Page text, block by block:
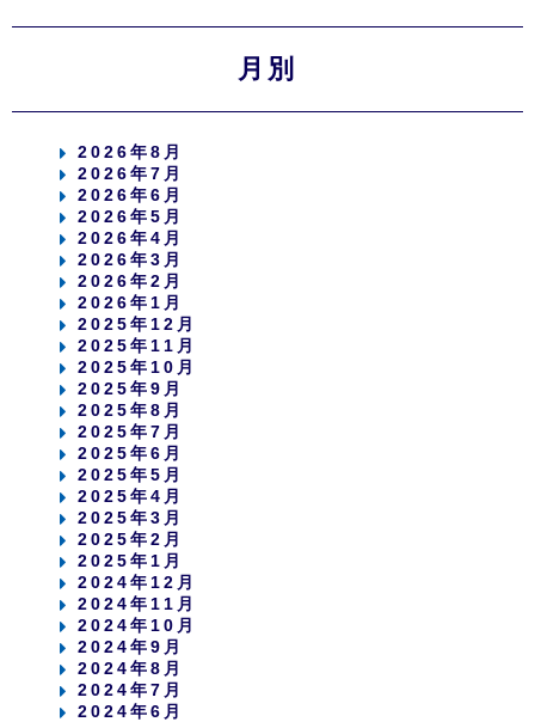
月別
2026年8月
2026年7月
2026年6月
2026年5月
2026年4月
2026年3月
2026年2月
2026年1月
2025年12月
2025年11月
2025年10月
2025年9月
2025年8月
2025年7月
2025年6月
2025年5月
2025年4月
2025年3月
2025年2月
2025年1月
2024年12月
2024年11月
2024年10月
2024年9月
2024年8月
2024年7月
2024年6月